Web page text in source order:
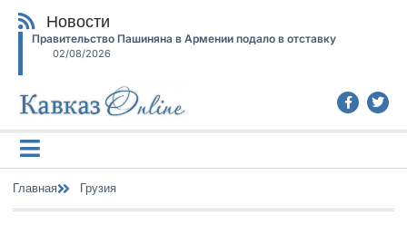
Новости
Правительство Пашиняна в Армении подало в отставку
02/08/2026
Главная Грузия